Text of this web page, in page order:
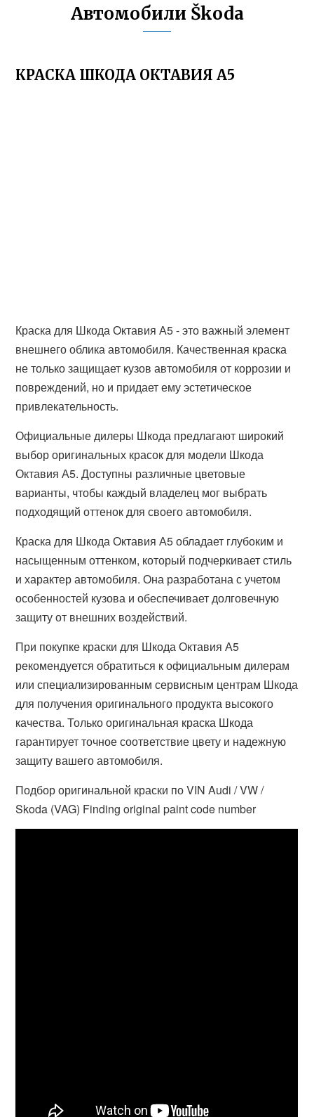
Автомобили Škoda
КРАСКА ШКОДА ОКТАВИЯ А5
Краска для Шкода Октавия А5 - это важный элемент
внешнего облика автомобиля. Качественная краска
не только защищает кузов автомобиля от коррозии и
повреждений, но и придает ему эстетическое
привлекательность.
Официальные дилеры Шкода предлагают широкий
выбор оригинальных красок для модели Шкода
Октавия А5. Доступны различные цветовые
варианты, чтобы каждый владелец мог выбрать
подходящий оттенок для своего автомобиля.
Краска для Шкода Октавия А5 обладает глубоким и
насыщенным оттенком, который подчеркивает стиль
и характер автомобиля. Она разработана с учетом
особенностей кузова и обеспечивает долговечную
защиту от внешних воздействий.
При покупке краски для Шкода Октавия А5
рекомендуется обратиться к официальным дилерам
или специализированным сервисным центрам Шкода
для получения оригинального продукта высокого
качества. Только оригинальная краска Шкода
гарантирует точное соответствие цвету и надежную
защиту вашего автомобиля.
Подбор оригинальной краски по VIN Audi / VW /
Skoda (VAG) Finding original paint code number